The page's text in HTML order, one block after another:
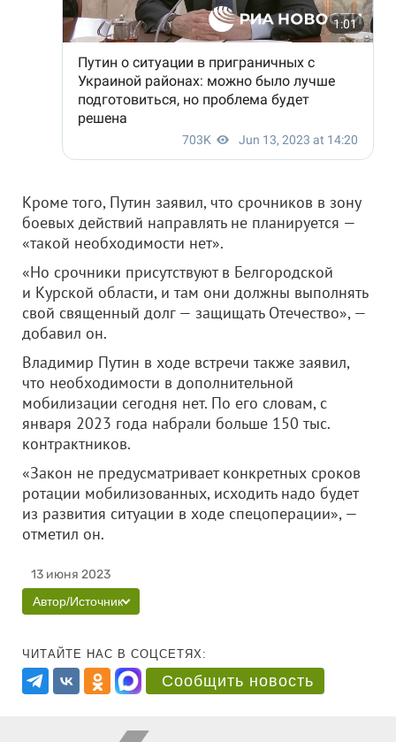
Кроме того, Путин заявил, что срочников в зону
боевых действий направлять не планируется —
«такой необходимости нет».
«Но срочники присутствуют в Белгородской
и Курской области, и там они должны выполнять
свой священный долг — защищать Отечество», —
добавил он.
Владимир Путин в ходе встречи также заявил,
что необходимости в дополнительной
мобилизации сегодня нет. По его словам, с
января 2023 года набрали больше 150 тыс.
контрактников.
«Закон не предусматривает конкретных сроков
ротации мобилизованных, исходить надо будет
из развития ситуации в ходе спецоперации», —
отметил он.
13 июня 2023
Автор/Источник
ЧИТАЙТЕ НАС В СОЦСЕТЯХ:
Сообщить новость